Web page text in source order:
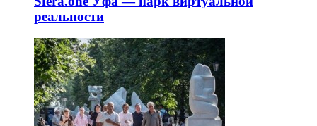
реальности